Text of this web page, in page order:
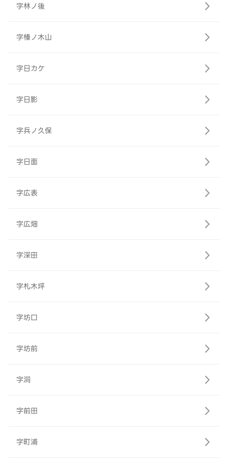
字林ノ後
字榛ノ木山
字日カケ
字日影
字兵ノ久保
字日面
字広表
字広畑
字深田
字札木坪
字坊口
字坊前
字洞
字前田
字町浦